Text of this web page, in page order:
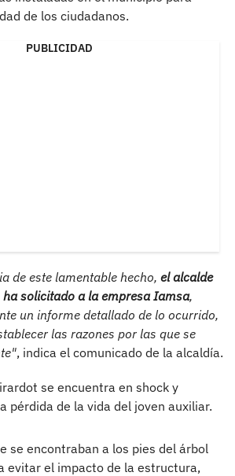
de los ciudadanos.
PUBLICIDAD
de este lamentable hecho, el alcalde
solicitado a la empresa Iamsa,
un informe detallado de lo ocurrido,
las razones por las que se
, indica el comunicado de la alcaldía.
se encuentra en shock y
pérdida de la vida del joven auxiliar.
se encontraban a los pies del árbol
evitar el impacto de la estructura,